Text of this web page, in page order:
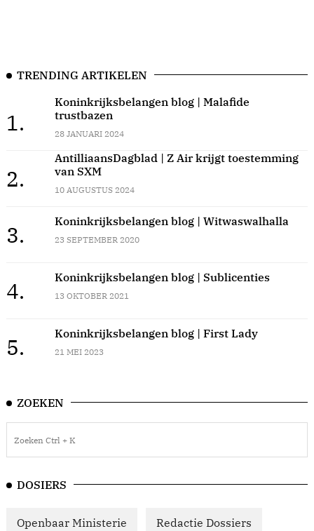
TRENDING ARTIKELEN
1.
Koninkrijksbelangen blog | Malafide
trustbazen
28 JANUARI 2024
2.
AntilliaansDagblad | Z Air krijgt toestemming
van SXM
10 AUGUSTUS 2024
3.
Koninkrijksbelangen blog | Witwaswalhalla
23 SEPTEMBER 2020
4.
Koninkrijksbelangen blog | Sublicenties
13 OKTOBER 2021
5.
Koninkrijksbelangen blog | First Lady
21 MEI 2023
ZOEKEN
DOSIERS
Openbaar Ministerie Redactie Dossiers